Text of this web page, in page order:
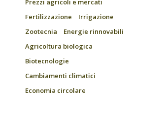
Prezzi agricoli e mercati
Fertilizzazione
Irrigazione
Zootecnia
Energie rinnovabili
Agricoltura biologica
Biotecnologie
Cambiamenti climatici
Economia circolare